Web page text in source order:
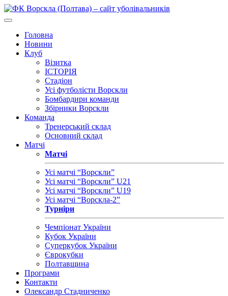
Головна
Новини
Клуб
Візитка
ІСТОРІЯ
Стадіон
Усі футболісти Ворскли
Бомбардири команди
Збірники Ворскли
Команда
Тренерський склад
Основний склад
Матчі
Матчі
Усі матчі “Ворскли”
Усі матчі “Ворскли” U21
Усі матчі “Ворскли” U19
Усі матчі “Ворскла-2”
Турніри
Чемпіонат України
Кубок України
Суперкубок України
Єврокубки
Полтавщина
Програми
Контакти
Олександр Стадниченко